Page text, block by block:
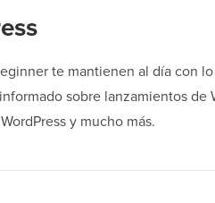
te mantienen al día con
sobre lanzamientos de
y mucho más.